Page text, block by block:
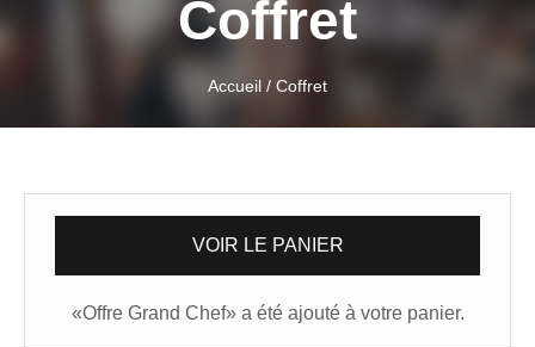
Coffret
Accueil / Coffret
VOIR LE PANIER
«Offre Grand Chef» a été ajouté à votre panier.